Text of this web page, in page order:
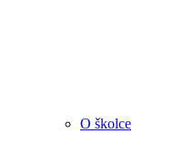
O školce